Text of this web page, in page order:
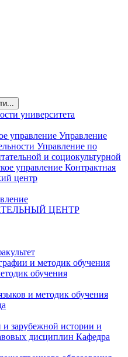
университета
управление Управление
Управление по
и социокультурной
управление Контрактная
центр
ЦЕНТР
и методик обучения
обучения
и методик обучения
и зарубежной истории и
дисциплин Кафедра